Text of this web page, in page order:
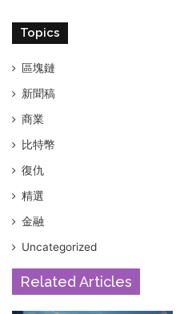
Topics
區塊鏈
新聞稿
商業
比特幣
復仇
精選
金融
Uncategorized
Related Articles